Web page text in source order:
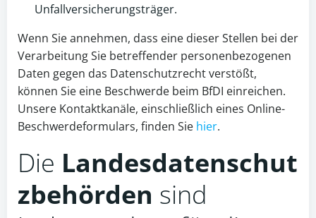
Unfallversicherungsträger.
Wenn Sie annehmen, dass eine dieser Stellen bei der
Verarbeitung Sie betreffender personenbezogenen
Daten gegen das Datenschutzrecht verstößt,
können Sie eine Beschwerde beim BfDI einreichen.
Unsere Kontaktkanäle, einschließlich eines Online-
Beschwerdeformulars, finden Sie hier.
Die Landesdatenschut
zbehörden sind